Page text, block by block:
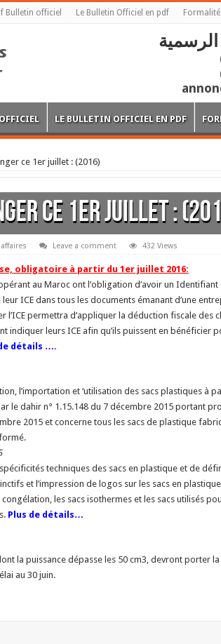
Bulletin officiel Le Bulletin Officiel en pdf Formalité
الرسمية
LE BULLETIN OFFICIEL EN PDF
ce 1er juillet : (2016)
ce 1er juillet :
Leave a comment 432 Views
obligatoire à partir du 1er juillet 2016:
au Maroc ont l’obligation d’avoir un
ICE dans tous les documents émanant d’une
permettra d’appliquer la déduction fiscale des
indiquer leurs ICE afin qu’ils puissent en bénéficier
détails ….
l’importation et ‘utilisation des sacs plastiques à
le dahir n° 1.15.148 du 7 décembre 2015 portant
2015 et concerne tous les sacs de plastique
techniques des sacs en plastique et de
et l’impression de logos sur les sacs en
les sacs isothermes et les sacs utilisés
Plus de détails…
la puissance dépasse les 50 cm3, devront porter
au 30 juin.